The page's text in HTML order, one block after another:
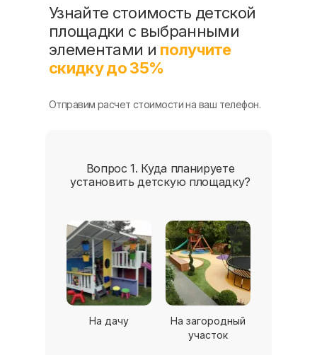
Узнайте стоимость детской
площадки с выбранными
элементами и получите
скидку до 35%
Отправим расчет стоимости на ваш телефон.
Вопрос 1. Куда планируете
установить детскую площадку?
На дачу
На загородный
участок